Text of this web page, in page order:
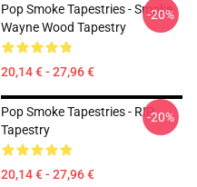
Pop Smoke Tapestries - Smoke
Wayne Wood Tapestry
20,14 € - 27,96 €
-20%
Pop Smoke Tapestries - RIP
Tapestry
20,14 € - 27,96 €
-20%